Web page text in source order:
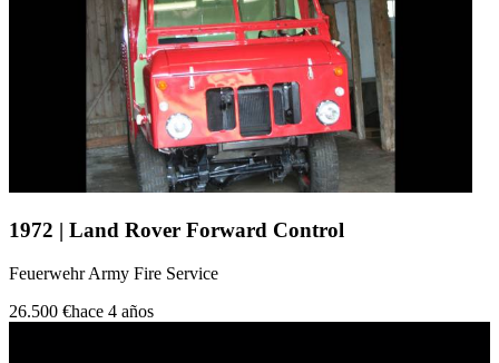
1972 | Land Rover Forward Control
Feuerwehr Army Fire Service
26.500 €hace 4 años